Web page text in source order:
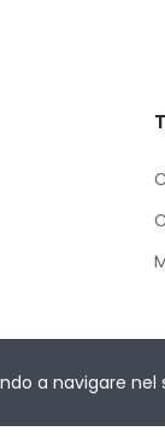
a navigare